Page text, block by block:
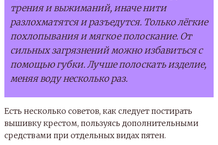
трения и выжиманий, иначе нити
разлохматятся и разъедутся. Только лёгкие
похлопывания и мягкое полоскание. От
сильных загрязнений можно избавиться с
помощью губки. Лучше полоскать изделие,
меняя воду несколько раз.
Есть несколько советов, как следует постирать
вышивку крестом, пользуясь дополнительными
средствами при отдельных видах пятен.